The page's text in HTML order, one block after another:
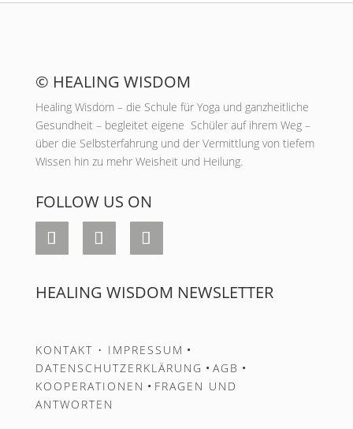
© HEALING WISDOM
Healing Wisdom – die Schule für Yoga und ganzheitliche
Gesundheit – begleitet eigene Schüler auf ihrem Weg –
über die Selbsterfahrung und der Vermittlung von tiefem
Wissen hin zu mehr Weisheit und Heilung.
FOLLOW US ON
HEALING WISDOM NEWSLETTER
KONTAKT • IMPRESSUM •
DATENSCHUTZERKLÄRUNG • AGB •
KOOPERATIONEN • FRAGEN UND
ANTWORTEN